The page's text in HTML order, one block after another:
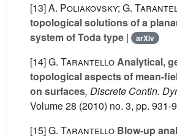
[13]A. Poliakovsky; G.
topological solutions of a
system of Toda type | arXiv
[14]G. TarantelloAnalytical,
topological aspects of mean-
on surfaces, Discrete Contin.
Volume 28 (2010) no. 3, pp. 931-
[15]G. Tarantello Blow-up